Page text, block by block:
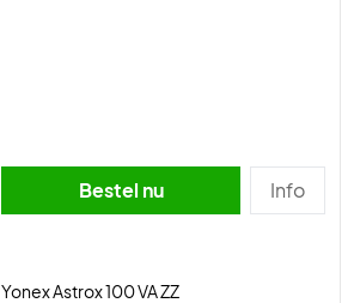
Bestel nu Info
Yonex Astrox 100 VA ZZ